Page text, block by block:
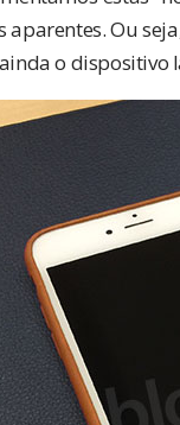
aparentes. Ou
o dispositivo